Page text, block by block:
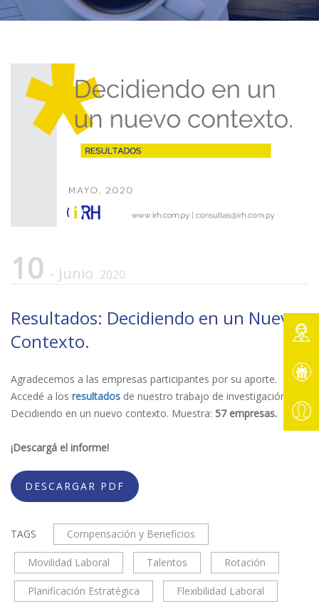
10 - Junio 2020
Resultados: Decidiendo en un Nuevo
Contexto.
Agradecemos a las empresas participantes por su aporte.
Accedé a los resultados de nuestro trabajo de investigación
Decidiendo en un nuevo contexto. Muestra: 57 empresas.
¡Descargá el informe!
DESCARGAR PDF
TAGS Compensación y Beneficios
Movilidad Laboral Talentos Rotación
Planificación Estratégica Flexibilidad Laboral